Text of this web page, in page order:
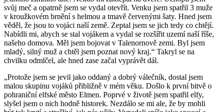
svůj meč a opatrně jsem se vydal otevřít. Venku jsem spatřil 3 muže
v kroužkovém brnění s helmou a tmavě červenými šaty. Hned jsem
věděl, že jsou to vojáci naší země. Zeptal jsem se jich tedy co chtějí.
Nabídli mi, abych se stal vojákem a vydal se rozšířit uzemí naší říše,
našeho domova. Měl jsem bojovat v Talenornově zemi. Byl jsem
mladý, silný muž a chtěl jsem poznat nový kraj.“ Takryl se na
chvilku odmlčel, ale hned zase začal vyprávět dál.
„Protože jsem se jevil jako oddaný a dobrý válečník, dostal jsem
malou skupinu vojáků přibližně v mém věku. Došlo k první bitvě o
pohraniční elfské město Elmen. Poprvé v životě jsem spatřil elfy,
slyšel jsem o nich hodně historek. Nezdálo se mi ale, že by mohli